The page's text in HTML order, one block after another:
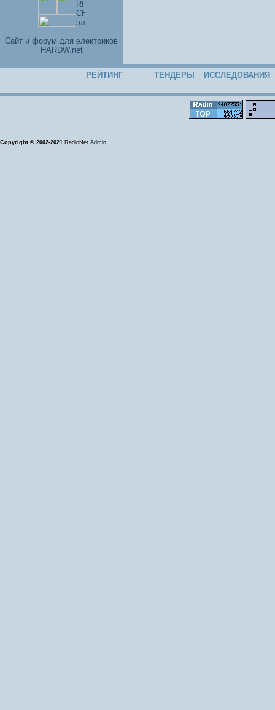
Cайт и форум для электриков
HARDW.net
РЕЙТИНГ ТЕНДЕРЫ ИССЛЕДОВАНИЯ
Copyright © 2002-2021 RadioNet Admin